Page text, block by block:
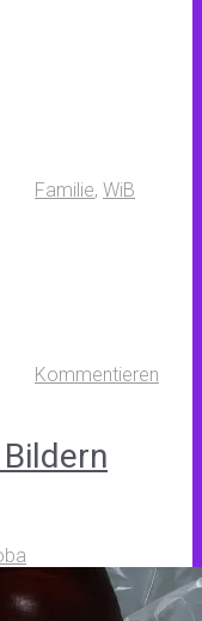
Familie, WiB
Kommentieren